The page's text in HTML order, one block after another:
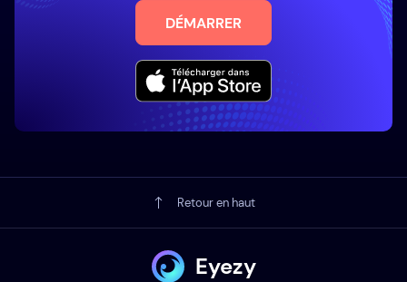
DÉMARRER
Retour en haut
Eyezy